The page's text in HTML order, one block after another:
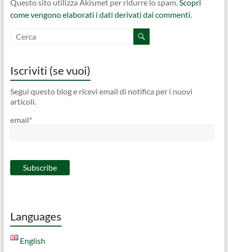
Questo sito utilizza Akismet per ridurre lo spam. Scopri
come vengono elaborati i dati derivati dai commenti
Iscriviti (se vuoi)
Segui questo blog e ricevi email di notifica per i nuovi
articoli.
email*
Languages
English